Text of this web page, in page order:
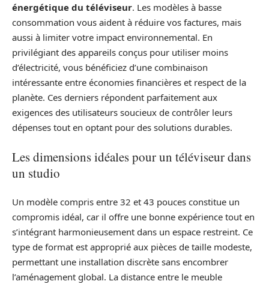
énergétique du téléviseur. Les modèles à basse
consommation vous aident à réduire vos factures, mais
aussi à limiter votre impact environnemental. En
privilégiant des appareils conçus pour utiliser moins
d’électricité, vous bénéficiez d’une combinaison
intéressante entre économies financières et respect de la
planète. Ces derniers répondent parfaitement aux
exigences des utilisateurs soucieux de contrôler leurs
dépenses tout en optant pour des solutions durables.
Les dimensions idéales pour un téléviseur dans
un studio
Un modèle compris entre 32 et 43 pouces constitue un
compromis idéal, car il offre une bonne expérience tout en
s’intégrant harmonieusement dans un espace restreint. Ce
type de format est approprié aux pièces de taille modeste,
permettant une installation discrète sans encombrer
l’aménagement global. La distance entre le meuble